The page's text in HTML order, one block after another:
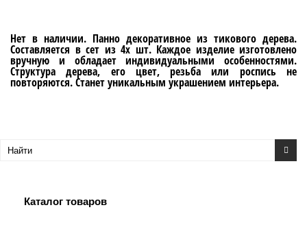
Нет в наличии. Панно декоративное из тикового дерева.
Составляется в сет из 4х шт. Каждое изделие изготовлено
вручную и обладает индивидуальными особенностями.
Структура дерева, его цвет, резьба или роспись не
повторяются. Станет уникальным украшением интерьера.
Каталог товаров